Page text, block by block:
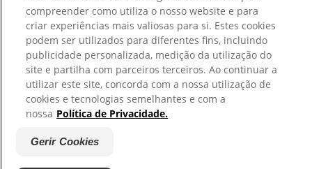
compreender como utiliza o nosso website e para
criar experiências mais valiosas para si. Estes cookies
podem ser utilizados para diferentes fins, incluindo
publicidade personalizada, medição da utilização do
site e partilha com parceiros terceiros. Ao continuar a
utilizar este site, concorda com a nossa utilização de
cookies e tecnologias semelhantes e com a
nossa Política de Privacidade.
Gerir Cookies